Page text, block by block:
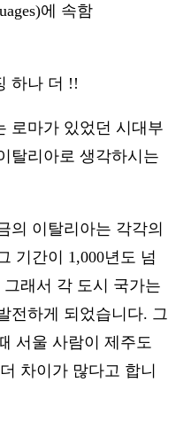
에 속함
하나 더 !!
로마가 있었던 시대부
탈리아로 생각하시는
의 이탈리아는 각각의
기간이 1,000년도 넘
래서 각 도시 국가는
전하게 되었습니다. 그
서울 사람이 제주도
차이가 많다고 합니